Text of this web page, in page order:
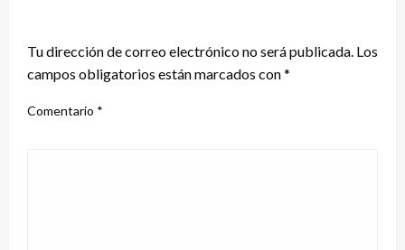
Tu dirección de correo electrónico no será publicada. Los
campos obligatorios están marcados con*
Comentario *